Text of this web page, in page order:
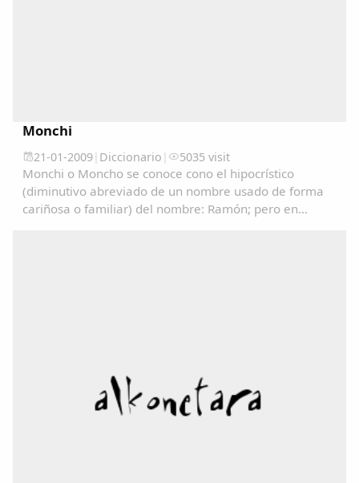
Monchi
21-01-2009| Diccionario | 5035 visit
Monchi o Moncho se conoce cono el hipocrístico
(diminutivo abreviado de un nombre usado de forma
cariñosa o familiar) del nombre: Ramón; pero en